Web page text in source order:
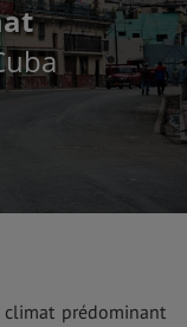
prédominant